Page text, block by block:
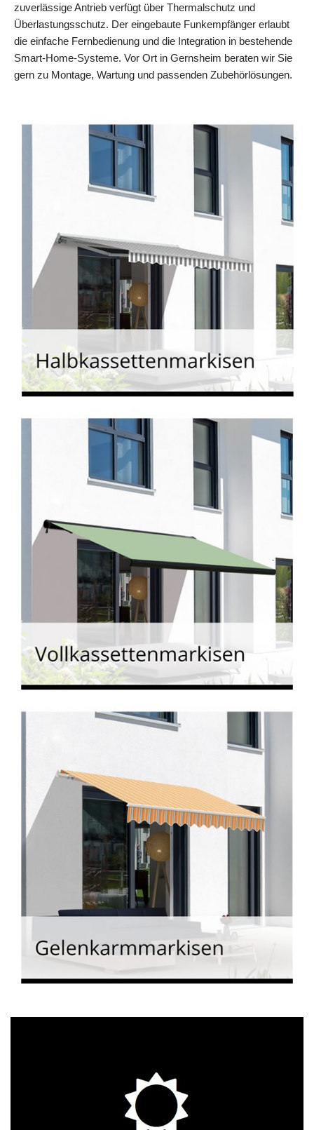
zuverlässige Antrieb verfügt über Thermalschutz und
Überlastungsschutz. Der eingebaute Funkempfänger erlaubt
die einfache Fernbedienung und die Integration in bestehende
Smart‑Home‑Systeme. Vor Ort in Gernsheim beraten wir Sie
gern zu Montage, Wartung und passenden Zubehörlösungen.